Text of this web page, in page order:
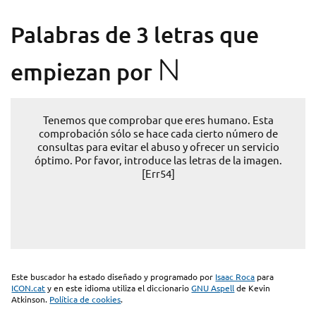
Palabras de 3 letras que
empiezan por N
Tenemos que comprobar que eres humano. Esta
comprobación sólo se hace cada cierto número de
consultas para evitar el abuso y ofrecer un servicio
óptimo. Por favor, introduce las letras de la imagen.
[Err54]
Este buscador ha estado diseñado y programado por Isaac Roca para
ICON.caty en este idioma utiliza el diccionarioGNU Aspellde Kevin
Atkinson. Política de cookies.